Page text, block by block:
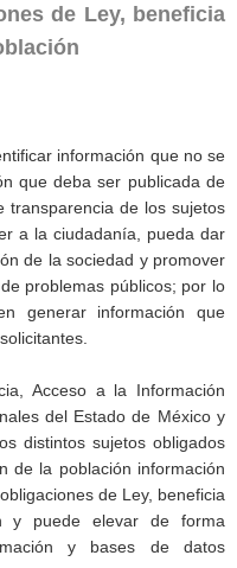
de Ley, beneficia
información que no se
que deba ser publicada de
transparencia de los sujetos
a la ciudadanía, pueda dar
de la sociedad y promover
problemas públicos; por lo
generar información que
Acceso a la Información
del Estado de México y
distintos sujetos obligados
de la población información
de Ley, beneficia
y puede elevar de forma
y bases de datos